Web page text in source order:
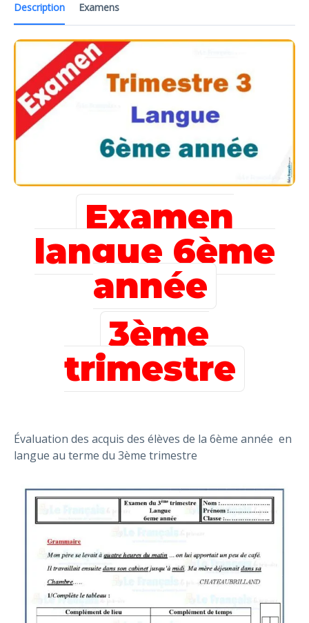
Description Examens
Examen
langue 6ème
année
3ème
trimestre
Évaluation des acquis des élèves de la 6ème année en
langue au terme du 3ème trimestre